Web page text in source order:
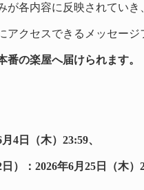
が各内容に反映されていき
アクセスできるメッセー
番の楽屋へ届けられます。
4日（木）23:59、
）：2026年6月25日（木）